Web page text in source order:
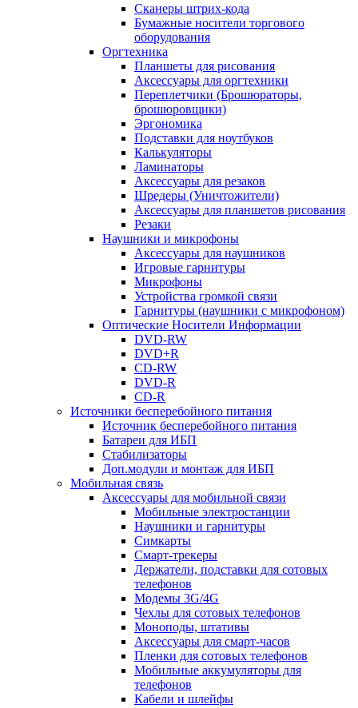
Сканеры штрих-кода
Бумажные носители торгового
оборудования
Оргтехника
Планшеты для рисования
Аксессуары для оргтехники
Переплетчики (Брошюраторы,
брошюровщики)
Эргономика
Подставки для ноутбуков
Калькуляторы
Ламинаторы
Аксессуары для резаков
Шредеры (Уничтожители)
Аксессуары для планшетов рисования
Резаки
Наушники и микрофоны
Аксессуары для наушников
Игровые гарнитуры
Микрофоны
Устройства громкой связи
Гарнитуры (наушники с микрофоном)
Оптические Носители Информации
DVD-RW
DVD+R
CD-RW
DVD-R
CD-R
Источники бесперебойного питания
Источник бесперебойного питания
Батареи для ИБП
Стабилизаторы
Доп.модули и монтаж для ИБП
Мобильная связь
Аксессуары для мобильной связи
Мобильные электростанции
Наушники и гарнитуры
Симкарты
Смарт-трекеры
Держатели, подставки для сотовых
телефонов
Модемы 3G/4G
Чехлы для сотовых телефонов
Моноподы, штативы
Аксессуары для смарт-часов
Пленки для сотовых телефонов
Мобильные аккумуляторы для
телефонов
Кабели и шлейфы